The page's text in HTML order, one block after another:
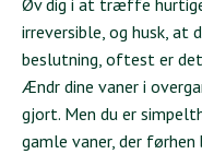
Øv dig i at træffe
irreversible, og husk, at
beslutning, oftest er
Ændr dine vaner i
gjort. Men du er
gamle vaner, der førhen